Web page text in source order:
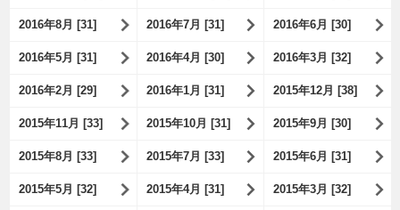
2016年8月 [31] 2016年7月 [31] 2016年6月 [30]
2016年5月 [31] 2016年4月 [30] 2016年3月 [32]
2016年2月 [29] 2016年1月 [31] 2015年12月 [38]
2015年11月 [33] 2015年10月 [31] 2015年9月 [30]
2015年8月 [33] 2015年7月 [33] 2015年6月 [31]
2015年5月 [32] 2015年4月 [31] 2015年3月 [32]